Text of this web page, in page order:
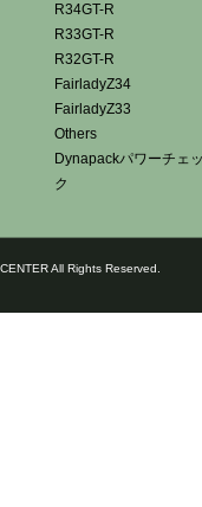
R34GT-R
R33GT-R
R32GT-R
FairladyZ34
FairladyZ33
Others
Dynapackパワーチェ
ク
All Rights Reserved.